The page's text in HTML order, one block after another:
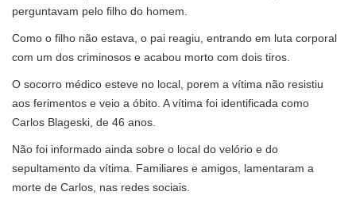
perguntavam pelo filho do homem.
Como o filho não estava, o pai reagiu, entrando em luta corporal
com um dos criminosos e acabou morto com dois tiros.
O socorro médico esteve no local, porem a vítima não resistiu
aos ferimentos e veio a óbito. A vítima foi identificada como
Carlos Blageski, de 46 anos.
Não foi informado ainda sobre o local do velório e do
sepultamento da vítima. Familiares e amigos, lamentaram a
morte de Carlos, nas redes sociais.